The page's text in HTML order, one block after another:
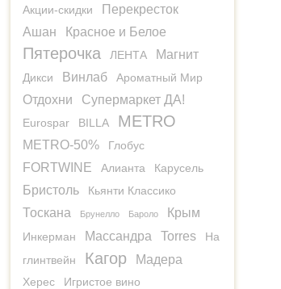
Акции-скидки
Перекресток
Ашан
Красное и Белое
Пятерочка ЛЕНТА Магнит
Дикси Винлаб Ароматный Мир
Отдохни Супермаркет ДА!
Eurospar BILLA METRO
METRO-50% Глобус
FORTWINE Алианта Карусель
Бристоль Кьянти Классико
Тоскана Брунелло Бароло Крым
Инкерман Массандра Torres
На
глинтвейн
Кагор Мадера
Херес Игристое вино